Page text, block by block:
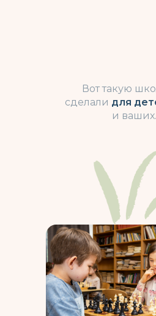
Вот такую
сделали для
и ваших.
телефону +7 (495) 995–41–54
Ваше сообщение
Нажимая на кнопку
сполитикой